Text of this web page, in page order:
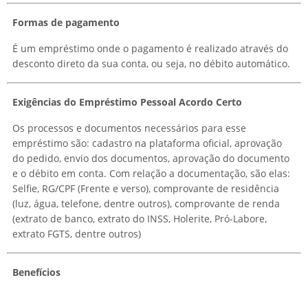
Formas de pagamento
É um empréstimo onde o pagamento é realizado através do
desconto direto da sua conta, ou seja, no débito automático.
Exigências do Empréstimo Pessoal Acordo Certo
Os processos e documentos necessários para esse
empréstimo são: cadastro na plataforma oficial, aprovação
do pedido, envio dos documentos, aprovação do documento
e o débito em conta. Com relação a documentação, são elas:
Selfie, RG/CPF (Frente e verso), comprovante de residência
(luz, água, telefone, dentre outros), comprovante de renda
(extrato de banco, extrato do INSS, Holerite, Pró-Labore,
extrato FGTS, dentre outros)
Benefícios